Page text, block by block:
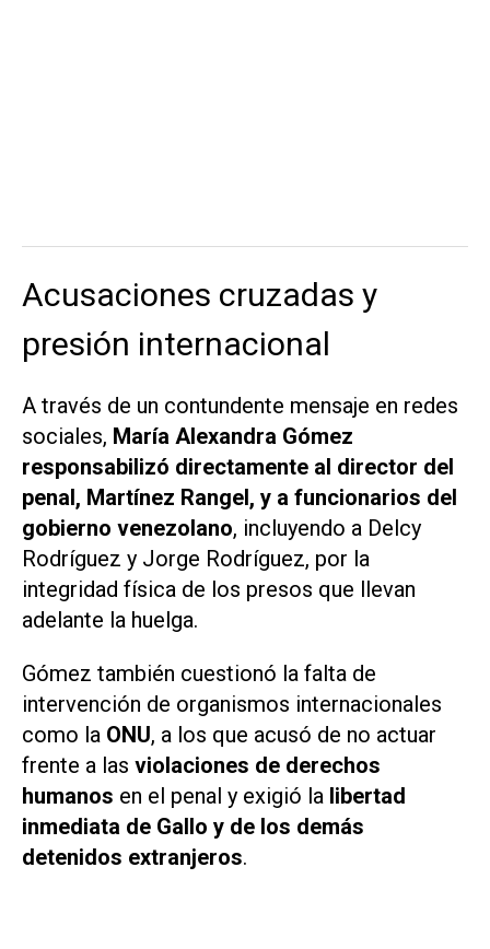
Acusaciones cruzadas y
presión internacional
A través de un contundente mensaje en redes
sociales, María Alexandra Gómez
responsabilizó directamente al director del
penal, Martínez Rangel, y a funcionarios del
gobierno venezolano, incluyendo a Delcy
Rodríguez y Jorge Rodríguez, por la
integridad física de los presos que llevan
adelante la huelga.
Gómez también cuestionó la falta de
intervención de organismos internacionales
como la ONU, a los que acusó de no actuar
frente a las violaciones de derechos
humanos en el penal y exigió la libertad
inmediata de Gallo y de los demás
detenidos extranjeros.